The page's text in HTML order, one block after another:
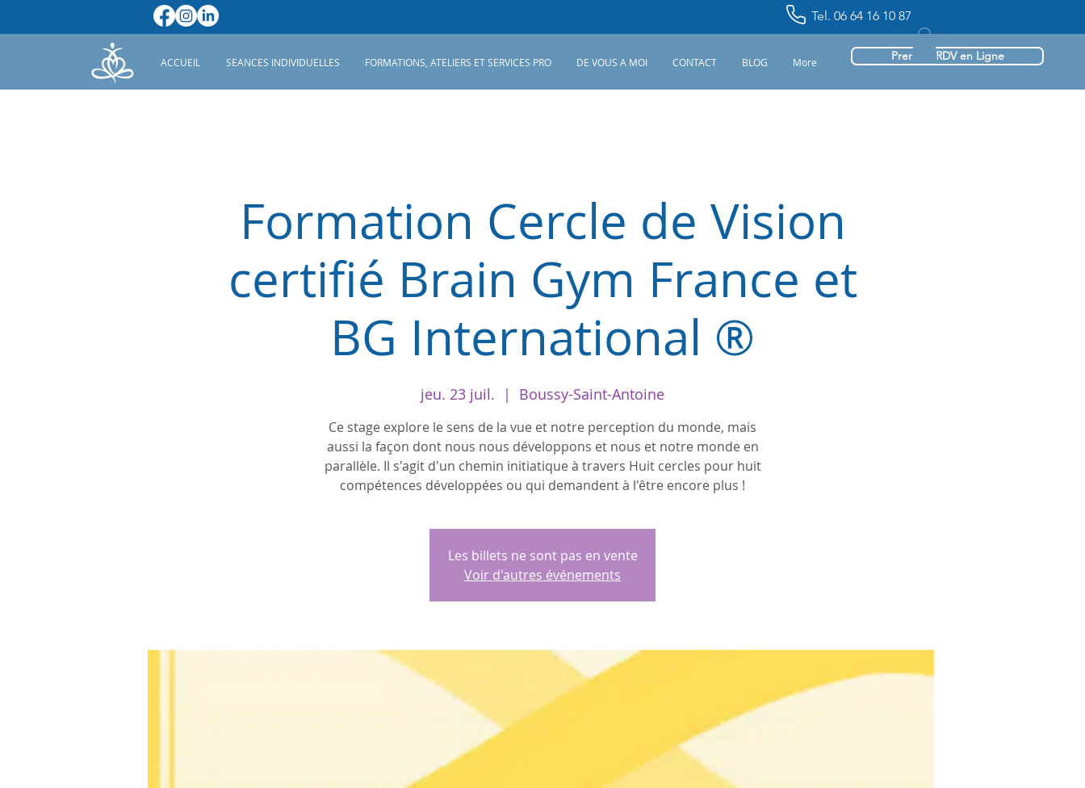
Tel. 06 64 16 10 87
ACCUEIL SEANCES INDIVIDUELLES FORMATIONS, ATELIERS ET SERVICES PRO DE VOUS A MOI CONTACT BLOG More Prendre RDV en Ligne
Formation Cercle de Vision
certifié Brain Gym France et
BG International ®
jeu. 23 juil.
  |
Boussy-Saint-Antoine
Ce stage explore le sens de la vue et notre perception du monde, mais
aussi la façon dont nous nous développons et nous et notre monde en
parallèle. Il s'agit d'un chemin initiatique à travers Huit cercles pour huit
compétences développées ou qui demandent à l'être encore plus !
Les billets ne sont pas en vente
Voir d'autres événements